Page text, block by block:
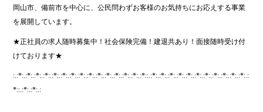
岡山市、備前市を中心に、公民問わずお客様のお気持ちにお応えする事業
を展開しています。
★正社員の求人随時募集中！社会保険完備！建退共あり！面接随時受け付
けております★
:.:*:.:*:.:*:.:*:.:*:.:*:.:*:.:*:.:*:.:*:.:*:.:*:.:*:.:*:.:*::.:*:.:*:.:*:.:*:.:*:.:*:.:*:.:*:.:*:.:*:.:*:.:
*::.:*:.:*:.: